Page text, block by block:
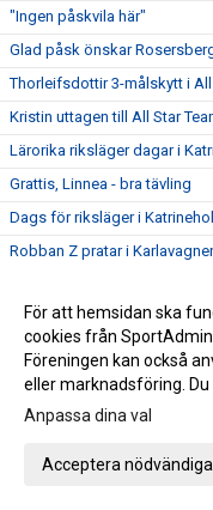
"Ingen påskvila här"
Glad påsk önskar
Thorleifsdottir 3-målskytt i All
Kristin uttagen till All Star
Lärorika riksläger dagar i
Grattis, Linnea - bra tävling
Dags för riksläger i
Robban Z pratar i
"Bäst i Stockholm - Igen"
4:e finalen sedan år 2000 för
Finalschemat med Rosers
Rosers F99-lag i final - söndag
Dags för slutspel i
Upplandslaget 25-manna
För att hemsidan ska
cookies från
Föreningen kan också
eller marknadsföring. Du
Anpassa dina val
Acceptera nödvändiga